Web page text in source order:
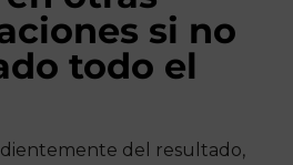
si no
todo el
del resultado,